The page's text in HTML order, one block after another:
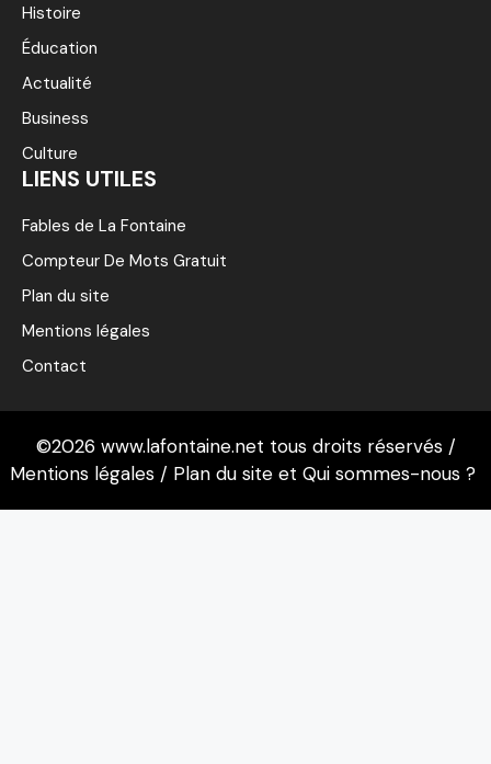
Histoire
Éducation
Actualité
Business
Culture
LIENS UTILES
Fables de La Fontaine
Compteur De Mots Gratuit
Plan du site
Mentions légales
Contact
©2026 www.lafontaine.net tous droits réservés /
Mentions légales / Plan du site et Qui sommes-nous ?